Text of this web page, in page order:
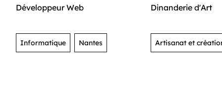
Développeur Web
Informatique Nantes
Dinanderie d'Art
Artisanat et